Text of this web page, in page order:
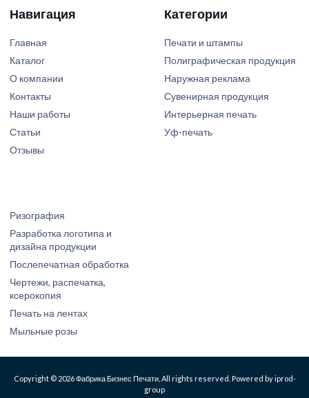
Навигация
Главная
Каталог
О компании
Контакты
Наши работы
Статьи
Отзывы
Категории
Печати и штампы
Полиграфическая продукция
Наружная реклама
Сувенирная продукция
Интерьерная печать
Уф-печать
Ризография
Разработка логотипа и
дизайна продукции
Послепечатная обработка
Чертежи, распечатка,
ксерокопия
Печать на лентах
Мыльные розы
Copyright © 2026 Фабрика Бизнес Печати, All rights reserved. Powered by iprod-
group